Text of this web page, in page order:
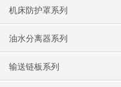
机床防护罩系列
油水分离器系列
输送链板系列